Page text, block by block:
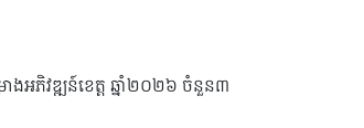
ោងអភិវឌ្ឍន៍ខេត្ត ឆ្នាំ២០២៦ ចំនួន៣